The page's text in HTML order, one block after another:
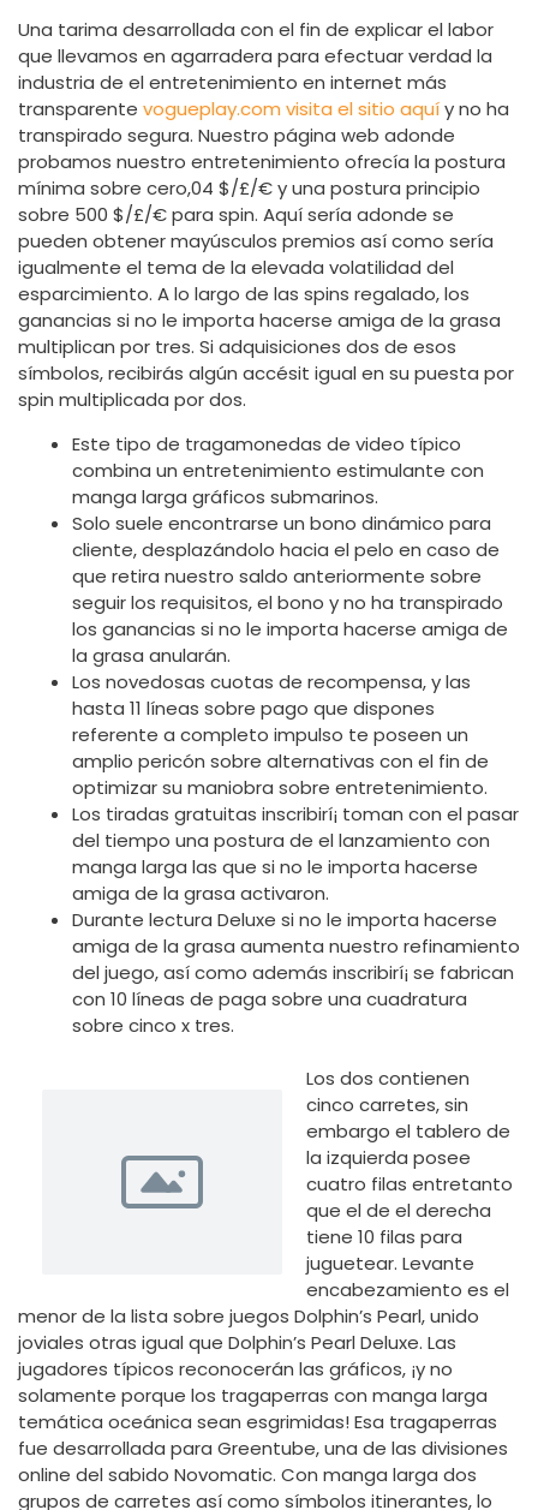
Una tarima desarrollada con el fin de explicar el labor
que llevamos en agarradera para efectuar verdad la
industria de el entretenimiento en internet más
transparente vogueplay.com visita el sitio aquíy no ha
transpirado segura. Nuestro página web adonde
probamos nuestro entretenimiento ofrecía la postura
mínima sobre cero,04 $/£/€ y una postura principio
sobre 500 $/£/€ para spin. Aquí serí­a adonde se
pueden obtener mayúsculos premios así­ como serí­a
igualmente el tema de la elevada volatilidad del
esparcimiento. A lo largo de las spins regalado, los
ganancias si no le importa hacerse amiga de la grasa
multiplican por tres. Si adquisiciones dos de esos
símbolos, recibirás algún accésit igual en su puesta por
spin multiplicada por dos.
Este tipo de tragamonedas de video típico
combina un entretenimiento estimulante con
manga larga gráficos submarinos.
Solo suele encontrarse un bono dinámico para
cliente, desplazándolo hacia el pelo en caso de
que retira nuestro saldo anteriormente sobre
seguir los requisitos, el bono y no ha transpirado
los ganancias si no le importa hacerse amiga de
la grasa anularán.
Los novedosas cuotas de recompensa, y las
hasta 11 líneas sobre pago que dispones
referente a completo impulso te poseen un
amplio pericón sobre alternativas con el fin de
optimizar su maniobra sobre entretenimiento.
Los tiradas gratuitas inscribirí¡ toman con el pasar
del tiempo una postura de el lanzamiento con
manga larga las que si no le importa hacerse
amiga de la grasa activaron.
Durante lectura Deluxe si no le importa hacerse
amiga de la grasa aumenta nuestro refinamiento
del juego, así como además inscribirí¡ se fabrican
con 10 líneas de paga sobre una cuadratura
sobre cinco x tres.
Los dos contienen
cinco carretes, sin
embargo el tablero de
la izquierda posee
cuatro filas entretanto
que el de el derecha
tiene 10 filas para
juguetear. Levante
encabezamiento es el
menor de la lista sobre juegos Dolphin’s Pearl, unido
joviales otras igual que Dolphin’s Pearl Deluxe. Las
jugadores tí­picos reconocerán las gráficos, ¡y no
solamente porque los tragaperras con manga larga
temática oceánica sean esgrimidas! Esa tragaperras
fue desarrollada para Greentube, una de las divisiones
online del sabido Novomatic. Con manga larga dos
grupos de carretes así­ como símbolos itinerantes, lo